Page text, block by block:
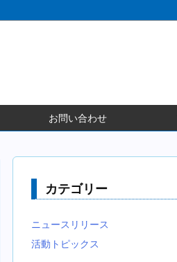
お問い合わせ
カテゴリー
ニュースリリース
活動トピックス